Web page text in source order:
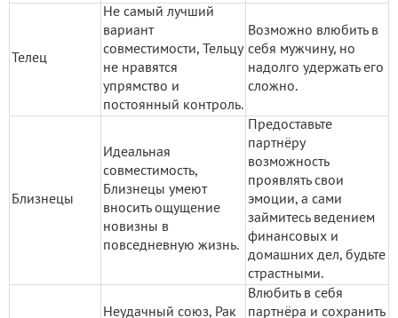
Телец
Не самый лучший
вариант
совместимости, Тельцу
не нравятся
упрямство и
постоянный контроль.
Возможно влюбить в
себя мужчину, но
надолго удержать его
сложно.
Близнецы
Идеальная
совместимость,
Близнецы умеют
вносить ощущение
новизны в
повседневную жизнь.
Предоставьте
партнёру
возможность
проявлять свои
эмоции, а сами
займитесь ведением
финансовых и
домашних дел, будьте
страстными.
Неудачный союз, Рак
Влюбить в себя
партнёра и сохранить